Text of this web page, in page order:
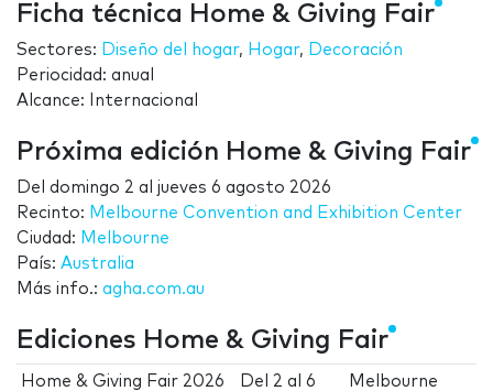
Ficha técnica Home & Giving Fair
Sectores: Diseño del hogar, Hogar, Decoración
Periocidad: anual
Alcance: Internacional
Próxima edición Home & Giving Fair
Del domingo 2 al jueves 6 agosto 2026
Recinto: Melbourne Convention and Exhibition Center
Ciudad: Melbourne
País: Australia
Más info.: agha.com.au
Ediciones Home & Giving Fair
Home & Giving Fair 2026 Del 2 al6
Melbourne